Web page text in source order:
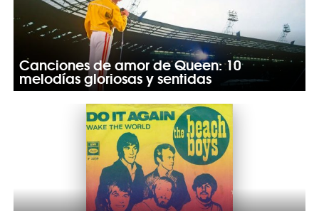
Canciones de amor de Queen: 10
melodías gloriosas y sentidas